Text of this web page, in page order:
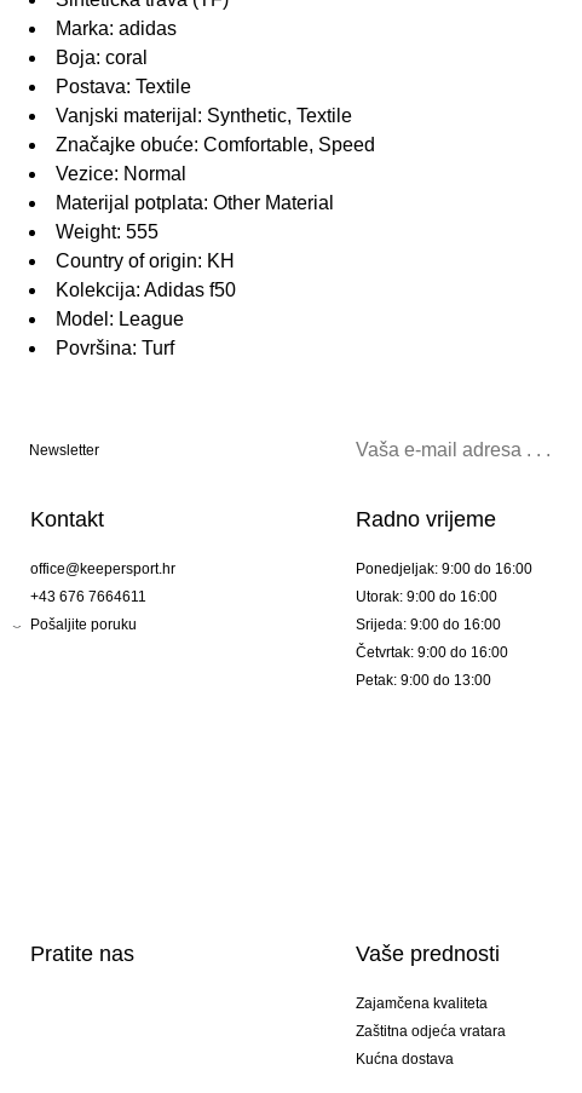
Marka: adidas
Boja: coral
Postava: Textile
Vanjski materijal: Synthetic, Textile
Značajke obuće: Comfortable, Speed
Vezice: Normal
Materijal potplata: Other Material
Weight: 555
Country of origin: KH
Kolekcija: Adidas f50
Model: League
Površina: Turf
Newsletter
Kontakt
office@keepersport.hr
+43 676 7664611
Pošaljite poruku
Radno vrijeme
Ponedjeljak: 9:00 do 16:00
Utorak: 9:00 do 16:00
Srijeda: 9:00 do 16:00
Četvrtak: 9:00 do 16:00
Petak: 9:00 do 13:00
Pratite nas Vaše prednosti
Zajamčena kvaliteta
Zaštitna odjeća vratara
Kućna dostava